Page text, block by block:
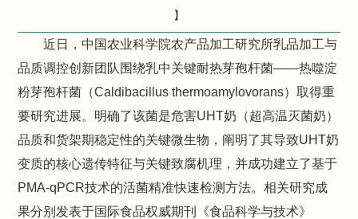
】
近日，中国农业科学院农产品加工研究所乳品加工与
品质调控创新团队围绕乳中关键耐热芽孢杆菌——热噬淀
粉芽孢杆菌（Caldibacillus thermoamylovorans）取得重
要研究进展。明确了该菌是危害UHT奶（超高温灭菌奶）
品质和货架期稳定性的关键微生物，阐明了其导致UHT奶
变质的核心遗传特征与关键致腐机理，并成功建立了基于
PMA-qPCR技术的活菌精准快速检测方法。相关研究成
果分别发表于国际食品权威期刊《食品科学与技术》